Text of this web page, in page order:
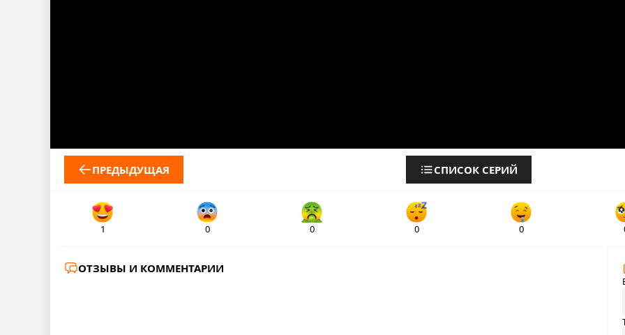
ПРЕДЫДУЩАЯ СПИСОК СЕРИЙ
1 0 0 0 0
ОТЗЫВЫ И КОММЕНТАРИИ